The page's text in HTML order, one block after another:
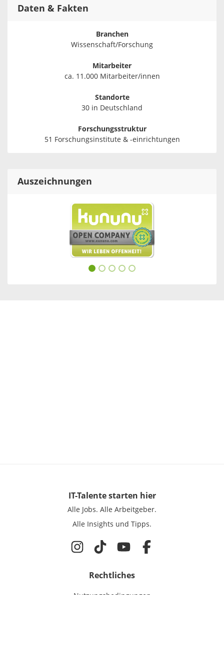
Daten & Fakten
Branchen
Wissenschaft/Forschung
Mitarbeiter
ca. 11.000 Mitarbeiter/innen
Standorte
30 in Deutschland
Forschungsstruktur
51 Forschungsinstitute & -einrichtungen
Auszeichnungen
IT-Talentestarten hier
Alle Jobs. Alle Arbeitgeber.
Alle Insights und Tipps.
Rechtliches
Nutzungsbedingungen